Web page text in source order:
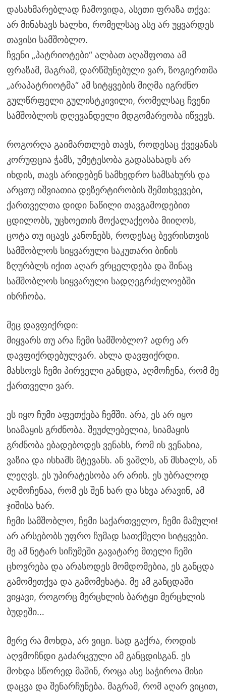
დასახმარებლად ჩამოვიდა, ასეთი ფრაზა თქვა:
არ მინახავს ხალხი, რომელსაც ასე არ უყვარდეს
თავისი სამშობლო.
ჩვენი „პატრიოტები“ ალბათ აღაშფოთა ამ
ფრაზამ, მაგრამ, დარწმუნებული ვარ, ზოგიერთმა
„არაპატრიოტმა“ ამ სიტყვების მიღმა იგრძნო
გულწრფელი გულისტკივილი, რომელსაც ჩვენი
სამშობლოს დღევანდელი მდგომარეობა იწვევს.
როგორღა გაიმართლებ თავს, როდესაც ქვეყანას
კორუფცია ჭამს, უმეტესობა გადასახადს არ
იხდის, თავს არიდებენ სამხედრო სამსახურს და
არცთუ იშვიათია დეზერტირობის შემთხვევები,
ქართველთა დიდი ნაწილი თავგამოდებით
ცდილობს, უცხოეთის მოქალაქეობა მიიღოს,
ცოტა თუ იცავს კანონებს, როდესაც ბევრისთვის
სამშობლოს სიყვარული საკუთარი ბინის
ზღურბლს იქით აღარ ვრცელდება და შინაც
სამშობლოს სიყვარული სადღეგრძელოებში
იხრჩობა.
მეც დავფიქრდი:
მიყვარს თუ არა ჩემი სამშობლო? ადრე არ
დავფიქრდებულვარ. ახლა დავფიქრდი.
მახსოვს ჩემი პირველი განცდა, აღმოჩენა, რომ მე
ქართველი ვარ.
ეს იყო ჩუმი აფეთქება ჩემში. არა, ეს არ იყო
სიამაყის გრძნობა. შეუძლებელია, სიამაყის
გრძნობა ებადებოდეს ვენახს, რომ ის ვენახია,
ვაზია და ისხამს მტევანს. ან ვაშლს, ან მსხალს, ან
ლეღვს. ეს უპირატესობა არ არის. ეს უბრალოდ
აღმოჩენაა, რომ ეს შენ ხარ და სხვა არავინ, ამ
ჯიშისა ხარ.
ჩემი სამშობლო, ჩემი საქართველო, ჩემი მამული!
არ არსებობს უფრო ჩუმად სათქმელი სიტყვები.
მე ამ ნეტარ სიჩუმეში გავატარე მთელი ჩემი
ცხოვრება და არასოდეს მომდომებია, ეს განცდა
გამომეთქვა და გამომეხატა. მე ამ განცდაში
ვიყავი, როგორც მერცხლის ბარტყი მერცხლის
ბუდეში…
მერე რა მოხდა, არ ვიცი. სად გაქრა, როდის
აღვმოჩნდი გაძარცვული ამ განცდისგან. ეს
მოხდა სწორედ მაშინ, როცა ასე საჭიროა მისი
დაცვა და შენარჩუნება. მაგრამ, რომ აღარ ვიცით,